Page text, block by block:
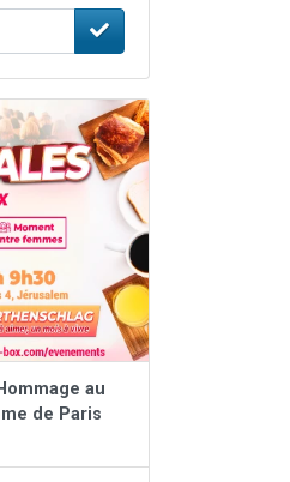
Hommage au
de Paris